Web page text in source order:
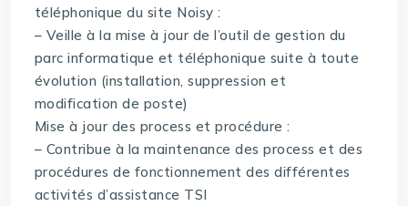
téléphonique du site Noisy :
– Veille à la mise à jour de l’outil de gestion du
parc informatique et téléphonique suite à toute
évolution (installation, suppression et
modification de poste)
Mise à jour des process et procédure :
– Contribue à la maintenance des process et des
procédures de fonctionnement des différentes
activités d’assistance TSI